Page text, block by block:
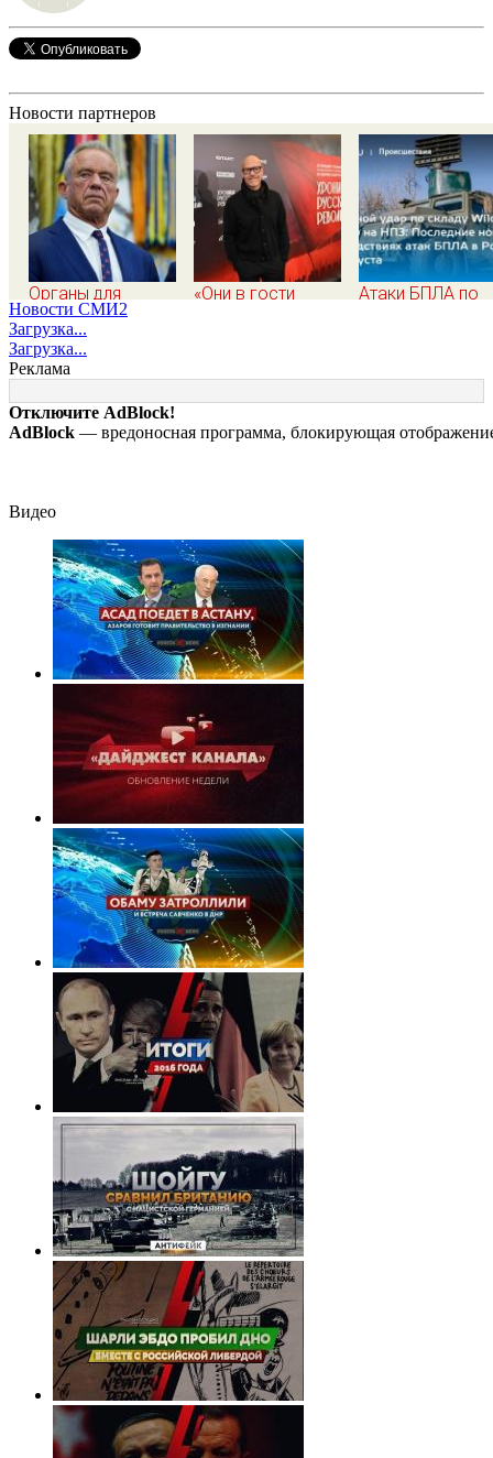
Новости партнеров
Органы для
пересадки «черные
трансплантологи»
извлекали у еще
живых пациентов
«Они в гости
подтвердила роман
Бондарчука и
Исаковой
Атаки БПЛА по
последствия,
на склады
Wildberries,
Новости СМИ2
Загрузка...
Загрузка...
Реклама
Отключите AdBlock!
AdBlock — вредоносная программа, блокирующая
Видео